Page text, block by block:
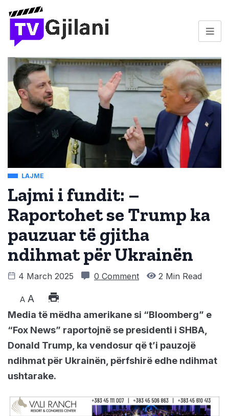
LAJME
Lajmi i fundit: –
Raportohet se Trump ka
pauzuar të gjitha
ndihmat për Ukrainën
4 March 2025 0 Comment 2 Min Read
A A
Media të mëdha amerikane si “Bloomberg” e
“Fox News” raportojnë se presidenti i SHBA,
Donald Trump, ka vendosur që t’i pauzojë
ndihmat për Ukrainën, përfshirë edhe ndihmat
ushtarake.